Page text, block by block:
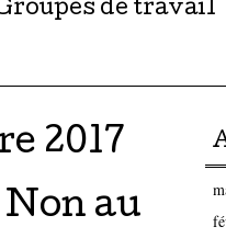
de travail
2017
au